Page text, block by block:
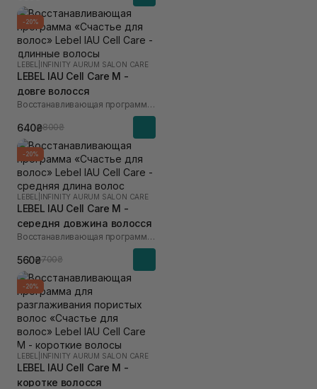
-20%
LEBEL INFINITY AURUM SALON CARE
LEBEL IAU Cell Care M -
довге волосся
Восстанавливающая программа «Счастье для волос»
640₴800₴
-20%
LEBEL INFINITY AURUM SALON CARE
LEBEL IAU Cell Care М -
середня довжина волосся
Восстанавливающая программа «Счастье для волос»
560₴700₴
-20%
LEBEL INFINITY AURUM SALON CARE
LEBEL IAU Cell Care М -
коротке волосся